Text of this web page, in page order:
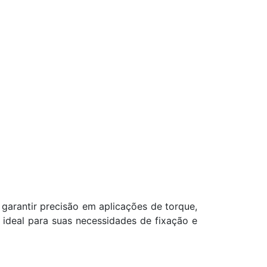
precisão em aplicações de torque,
para suas necessidades de fixação e